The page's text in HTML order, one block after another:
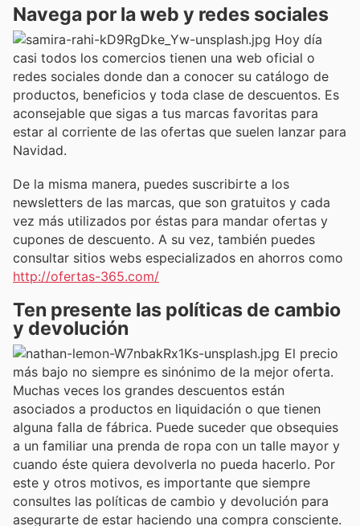
Navega por la web y redes sociales
Hoy día
casi todos los comercios tienen una web oficial o
redes sociales donde dan a conocer su catálogo de
productos, beneficios y toda clase de descuentos. Es
aconsejable que sigas a tus marcas favoritas para
estar al corriente de las ofertas que suelen lanzar para
Navidad.
De la misma manera, puedes suscribirte a los
newsletters de las marcas, que son gratuitos y cada
vez más utilizados por éstas para mandar ofertas y
cupones de descuento. A su vez, también puedes
consultar sitios webs especializados en ahorros como
http://ofertas-365.com/
Ten presente las políticas de cambio
y devolución
El precio
más bajo no siempre es sinónimo de la mejor oferta.
Muchas veces los grandes descuentos están
asociados a productos en liquidación o que tienen
alguna falla de fábrica. Puede suceder que obsequies
a un familiar una prenda de ropa con un talle mayor y
cuando éste quiera devolverla no pueda hacerlo. Por
este y otros motivos, es importante que siempre
consultes las políticas de cambio y devolución para
asegurarte de estar haciendo una compra consciente.